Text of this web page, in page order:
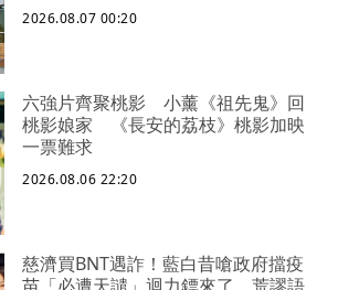
2026.08.07 00:20
六強片齊聚桃影 小薰《祖先鬼》回
桃影娘家 《長安的荔枝》桃影加映
一票難求
2026.08.06 22:20
慈濟買BNT遇詐！藍白昔嗆政府擋疫